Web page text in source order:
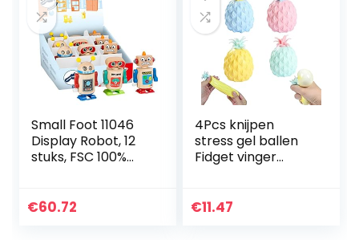
Small Foot 11046
Display Robot, 12
stuks, FSC 100%
van houten
€60.72
4Pcs knijpen
stress gel ballen
Fidget vinger
angst zintuiglijke
€11.47